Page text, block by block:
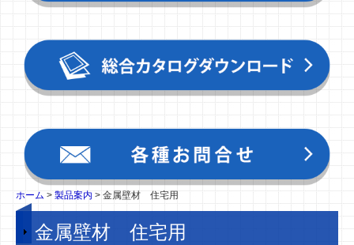
取扱商品
資料ダウンロード
設計材工価格
ガルバリウム鋼板とは？
耐火構造認定・外壁防火構造認定
ホーム 製品案内 金属壁材 住宅用
金属壁材 住宅用